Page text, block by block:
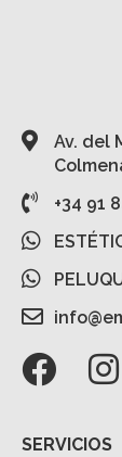
Av. del
+34 91
SERVICIOS